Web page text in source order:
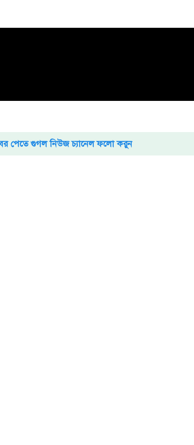
পেতে গুগল নিউজ চ্যানেল ফলো করুন